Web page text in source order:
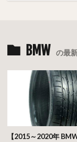
BMW の最
【2015～2020年